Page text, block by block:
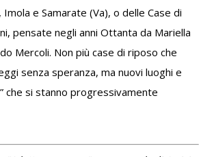
e Samarate (Va), o delle Case di
pensate negli anni Ottanta da Mariella
Mercoli. Non più case di riposo che
senza speranza, ma nuovi luoghi e
che si stanno progressivamente